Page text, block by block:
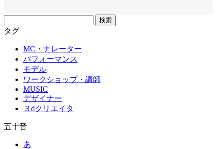
リ
タグ
MC・ナレーター
パフォーマンス
モデル
ワークショップ・講師
MUSIC
デザイナー
３dクリエイタ
五十音
あ